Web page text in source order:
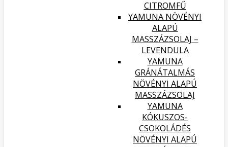
CITROMFŰ
YAMUNA NÖVÉNYI
ALAPÚ
MASSZÁZSOLAJ –
LEVENDULA
YAMUNA
GRÁNÁTALMÁS
NÖVÉNYI ALAPÚ
MASSZÁZSOLAJ
YAMUNA
KÓKUSZOS-
CSOKOLÁDÉS
NÖVÉNYI ALAPÚ